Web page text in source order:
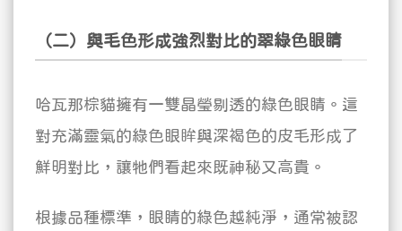
（二）與毛色形成強烈對比的翠綠色眼睛
哈瓦那棕貓擁有一雙晶瑩剔透的綠色眼睛。這
對充滿靈氣的綠色眼眸與深褐色的皮毛形成了
鮮明對比，讓牠們看起來既神秘又高貴。
根據品種標準，眼睛的綠色越純淨，通常被認